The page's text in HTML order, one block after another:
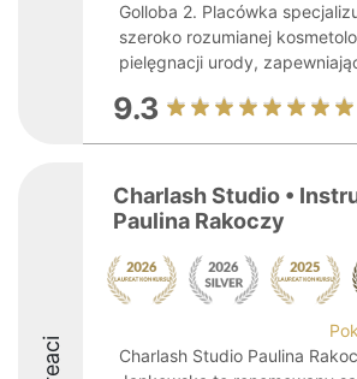
Golloba 2. Placówka
szeroko rozumianej
pielęgnacji urody,
9.3
Charlash Studio •
Paulina Rakoczy
Charlash Studio Paulina